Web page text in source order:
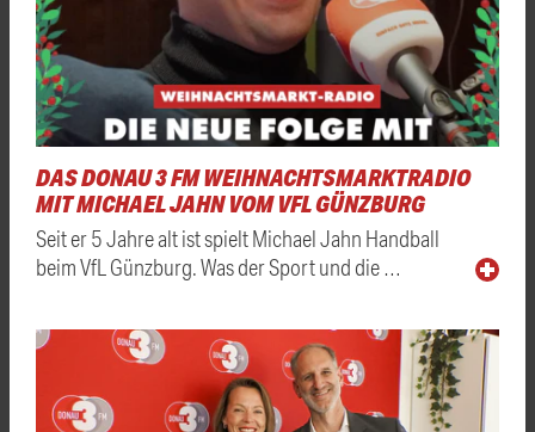
DAS DONAU 3 FM WEIHNACHTSMARKTRADIO
MIT MICHAEL JAHN VOM VFL GÜNZBURG
Seit er 5 Jahre alt ist spielt Michael Jahn Handball
beim VfL Günzburg. Was der Sport und die …